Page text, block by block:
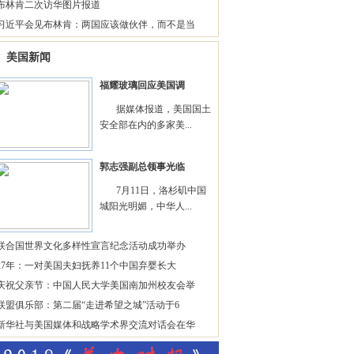
林肯二次访华图片报道
近平会见布林肯：两国应该做伙伴，而不是当
美国新闻
福耀玻璃回应美国调
据媒体报道，美国国土
安全部在内的多家美...
郭志强副总领事光临
7月11日，洛杉矶中国
城阳光明媚，中华人...
合国世界文化多样性宣言纪念活动成功举办
年：一对美国夫妇抚养11个中国弃婴长大
祝父亲节：中国人民大学美国南加州校友会举
盟俱乐部：第二届“走进希望之城”活动于6
华社与美国媒体和战略学术界交流对话会在华